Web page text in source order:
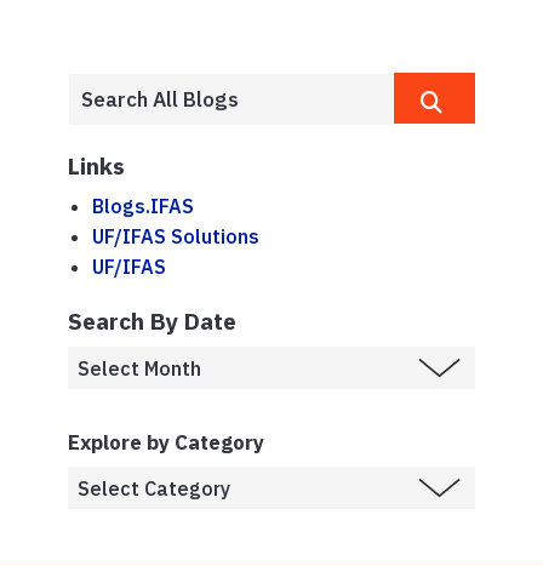
Links
Blogs.IFAS
UF/IFAS Solutions
UF/IFAS
Search By Date
Explore by Category